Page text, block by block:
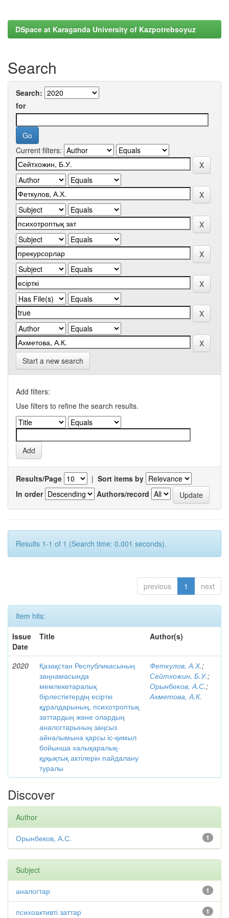
DSpace at Karaganda University of Kazpotrebsoyuz
Search
Search:
for
Current filters:
Start a new search
Add filters:
Use filters to refine the search results.
Results/Page | Sort items by
In order
Authors/record
Results 1-1 of 1 (Search time: 0.001 seconds).
previous 1 next
Item hits:
Issue
Date
Title Author(s)
2020
Қазақстан Республикасының
заңнамасында
мемлекетаралық
бірлестіктердің есірткі
құралдарының, психотроптық
заттардың және олардың
аналогтарының заңсыз
айналымына қарсы іс-қимыл
бойынша халықаралық-
құқықтық актілерін пайдалану
туралы
Феткулов, А.Х.;
Сейтхожин, Б.У.;
Орынбеков, А.С.;
Ахметова, А.К.
Discover
Author
1
Орынбеков, А.С.
Subject
1
аналогтар
1
психоактивті заттар